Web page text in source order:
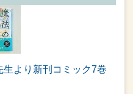
より新刊コミック7巻